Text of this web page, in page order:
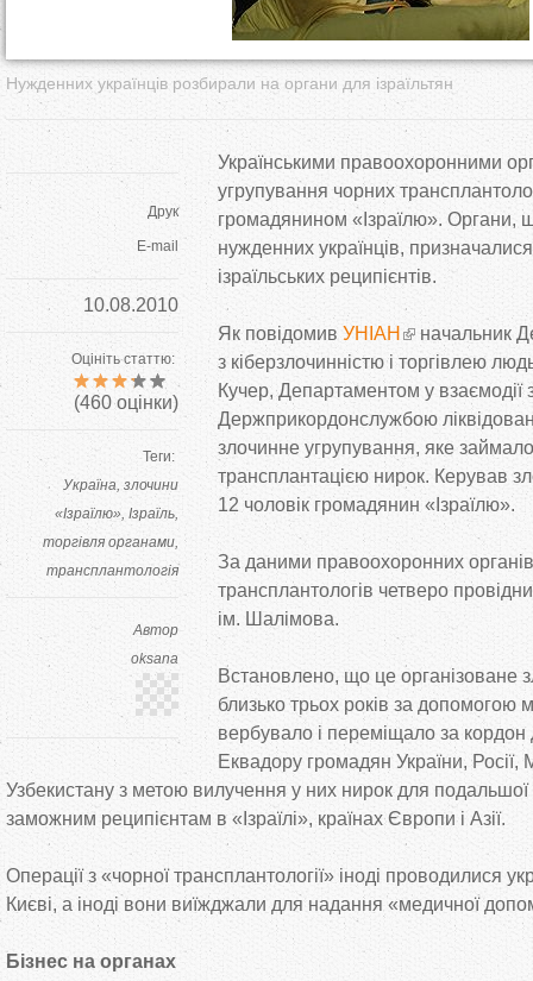
Нужденних українців розбирали на органи для ізраїльтян
Друк
E-mail
10.08.2010
Оцініть статтю:
(460оцінки)
Теги:
Україна злочини
«Ізраїлю» Ізраїль
торгівля органами
трансплантологія
Автор
oksana
Українськими правоохоронними
угрупування чорних
громадянином «Ізраїлю». Органи,
нужденних українців,
ізраїльських реципієнтів.
Як повідомив УНІАН
начальник
з кіберзлочинністю і торгівлею
Кучер, Департаментом у взаємодії
Держприкордонслужбою
злочинне угрупування, яке
трансплантацією нирок. Керував
12 чоловік громадянин «Ізраїлю».
За даними правоохоронних
трансплантологів четверо
ім. Шалімова.
Встановлено, що це організоване
близько трьох років за допомогою
вербувало і переміщало за
Еквадору громадян України, Росії,
Узбекистану з метою вилучення у них нирок для подальшої
заможним реципієнтам в «Ізраїлі», країнах Європи і Азії.
Операції з «чорної трансплантології» іноді проводилися
Києві, а іноді вони виїжджали для надання «медичної
Бізнес на органах